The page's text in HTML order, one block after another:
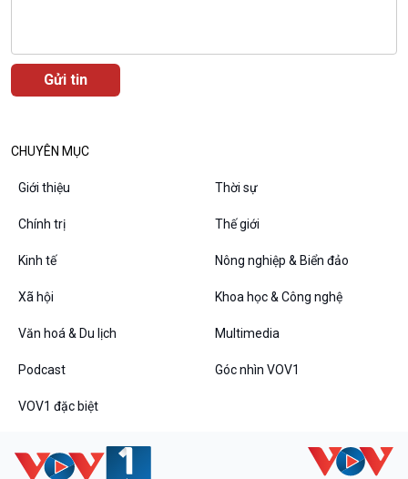
Podcast
Đối thoại
Chuyện đêm
Thanh âm ký sự
Chân dung cuộc sống
CHUYÊN MỤC
Giới thiệu Thời sự
Chính trị Thế giới
Kinh tế Nông nghiệp & Biển đảo
Xã hội Khoa học & Công nghệ
Văn hoá & Du lịch Multimedia
Podcast Góc nhìn VOV1
VOV1 đặc biệt